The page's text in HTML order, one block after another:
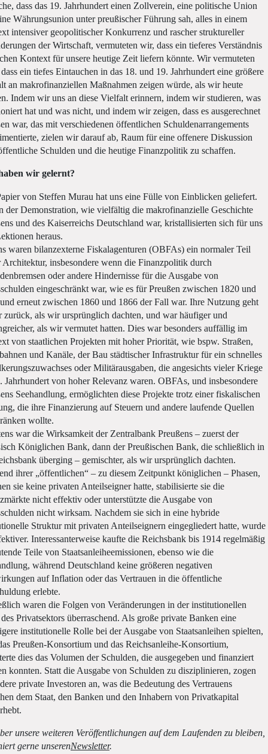
dass das 19. Jahrhundert einen Zollverein, eine politische Union
Währungsunion unter preußischer Führung sah, alles in einem
intensiver geopolitischer Konkurrenz und rascher struktureller
der Wirtschaft, vermuteten wir, dass ein tieferes Verständnis
Kontext für unsere heutige Zeit liefern könnte. Wir vermuteten
ein tiefes Eintauchen in das 18. und 19. Jahrhundert eine größere
an makrofinanziellen Maßnahmen zeigen würde, als wir heute
Indem wir uns an diese Vielfalt erinnern, indem wir studieren, was
hat und was nicht, und indem wir zeigen, dass es ausgerechnet
war, das mit verschiedenen öffentlichen Schuldenarrangements
zielen wir darauf ab, Raum für eine offenere Diskussion
Schulden und die heutige Finanzpolitik zu schaffen.
wir gelernt?
von Steffen Murau hat uns eine Fülle von Einblicken geliefert.
der Demonstration, wie vielfältig die makrofinanzielle Geschichte
und des Kaiserreichs Deutschland war, kristallisierten sich für uns
heraus.
waren bilanzexterne Fiskalagenturen (OBFAs) ein normaler Teil
Architektur, insbesondere wenn die Finanzpolitik durch
oder andere Hindernisse für die Ausgabe von
eingeschränkt war, wie es für Preußen zwischen 1820 und
erneut zwischen 1860 und 1866 der Fall war. Ihre Nutzung geht
zurück, als wir ursprünglich dachten, und war häufiger und
als wir vermutet hatten. Dies war besonders auffällig im
von staatlichen Projekten mit hoher Priorität, wie bspw. Straßen,
und Kanäle, der Bau städtischer Infrastruktur für ein schnelles
oder Militärausgaben, die angesichts vieler Kriege
Jahrhundert von hoher Relevanz waren. OBFAs, und insbesondere
Seehandlung, ermöglichten diese Projekte trotz einer fiskalischen
die ihre Finanzierung auf Steuern und andere laufende Quellen
wollte.
war die Wirksamkeit der Zentralbank Preußens – zuerst der
Königlichen Bank, dann der Preußischen Bank, die schließlich in
überging – gemischter, als wir ursprünglich dachten.
ihrer „öffentlichen“ – zu diesem Zeitpunkt königlichen – Phasen,
sie keine privaten Anteilseigner hatte, stabilisierte sie die
nicht effektiv oder unterstützte die Ausgabe von
nicht wirksam. Nachdem sie sich in eine hybride
Struktur mit privaten Anteilseignern eingegliedert hatte, wurde
Interessanterweise kaufte die Reichsbank bis 1914 regelmäßig
Teile von Staatsanleiheemissionen, ebenso wie die
während Deutschland keine größeren negativen
auf Inflation oder das Vertrauen in die öffentliche
erlebte.
waren die Folgen von Veränderungen in der institutionellen
Privatsektors überraschend. Als große private Banken eine
institutionelle Rolle bei der Ausgabe von Staatsanleihen spielten,
Preußen-Konsortium und das Reichsanleihe-Konsortium,
dies das Volumen der Schulden, die ausgegeben und finanziert
konnten. Statt die Ausgabe von Schulden zu disziplinieren, zogen
private Investoren an, was die Bedeutung des Vertrauens
dem Staat, den Banken und den Inhabern von Privatkapital
unsere weiteren Veröffentlichungen auf dem Laufenden zu bleiben,
gerne unserenNewsletter.